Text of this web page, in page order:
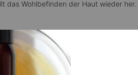
das Wohlbefinden der Haut wieder her.
Peptidkomplex, um